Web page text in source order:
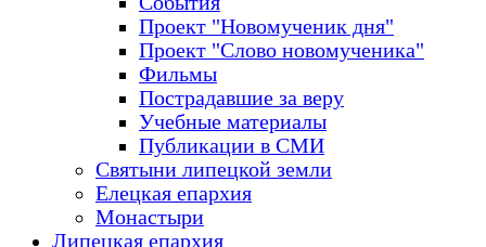
Проект "Новомученик дня"
Проект "Слово новомученика"
Фильмы
Пострадавшие за веру
Учебные материалы
Публикации в СМИ
Святыни липецкой земли
Елецкая епархия
Монастыри
Липецкая епархия